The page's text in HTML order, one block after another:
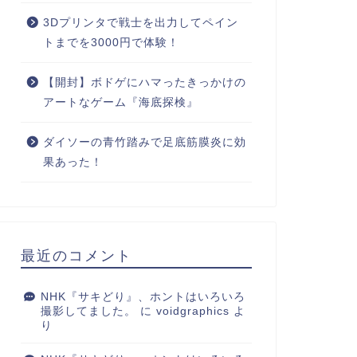
3Dプリンタで戦士を出力してペイン
トまでを3000円で体験！
【開封】ボドゲにハマったきっかけの
アートなゲーム『海底探検』
ダイソーの青竹踏みで足底筋膜炎に効
果あった！
最近のコメント
NHK『サキどり』、ホントはいろいろ
撮影してました。
に voidgraphics よ
り